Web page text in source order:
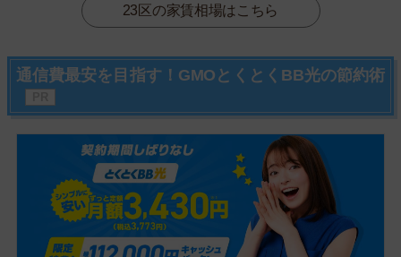
23区の家賃相場はこちら
通信費最安を目指す！GMOとくとくBB光の節約術